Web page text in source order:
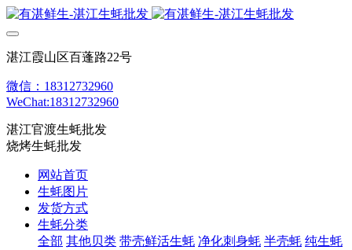
湛江霞山区百蓬路22号
微信：18312732960
WeChat:18312732960
湛江官渡生蚝批发
烧烤生蚝批发
网站首页
生蚝图片
发货方式
生蚝分类
全部 其他贝类 带壳鲜活生蚝 净化刺身蚝 半壳蚝 纯生蚝